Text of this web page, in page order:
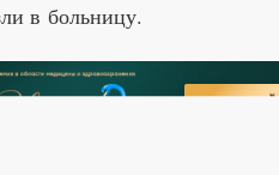
в больницу.